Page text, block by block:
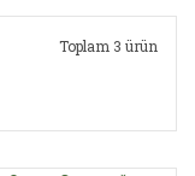
Toplam 3 ürün